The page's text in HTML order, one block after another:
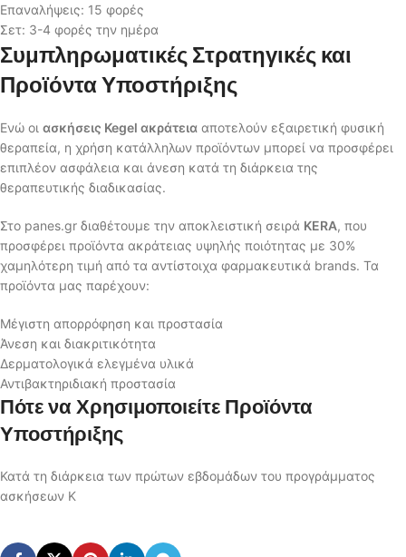
Επαναλήψεις: 15 φορές
Σετ: 3-4 φορές την ημέρα
Συμπληρωματικές Στρατηγικές και
Προϊόντα Υποστήριξης
Ενώ οι ασκήσεις Kegel ακράτεια αποτελούν εξαιρετική φυσική
θεραπεία, η χρήση κατάλληλων προϊόντων μπορεί να προσφέρει
επιπλέον ασφάλεια και άνεση κατά τη διάρκεια της
θεραπευτικής διαδικασίας.
Στο panes.gr διαθέτουμε την αποκλειστική σειρά KERA, που
προσφέρει προϊόντα ακράτειας υψηλής ποιότητας με 30%
χαμηλότερη τιμή από τα αντίστοιχα φαρμακευτικά brands. Τα
προϊόντα μας παρέχουν:
Μέγιστη απορρόφηση και προστασία
Άνεση και διακριτικότητα
Δερματολογικά ελεγμένα υλικά
Αντιβακτηριδιακή προστασία
Πότε να Χρησιμοποιείτε Προϊόντα
Υποστήριξης
Κατά τη διάρκεια των πρώτων εβδομάδων του προγράμματος
ασκήσεων K